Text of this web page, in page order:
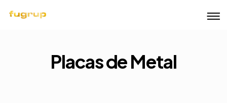
Placas de Metal